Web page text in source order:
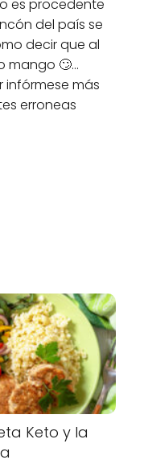
es procedente
del país se
decir que al
🙄...
más
erroneas
Keto y la